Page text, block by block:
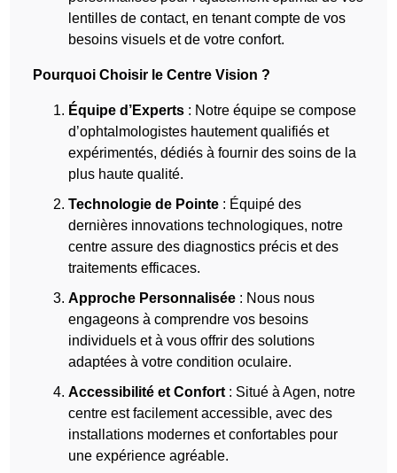
lentilles de contact, en tenant compte de vos
besoins visuels et de votre confort.
Pourquoi Choisir le Centre Vision ?
Équipe d’Experts : Notre équipe se compose
d’ophtalmologistes hautement qualifiés et
expérimentés, dédiés à fournir des soins de la
plus haute qualité.
Technologie de Pointe : Équipé des
dernières innovations technologiques, notre
centre assure des diagnostics précis et des
traitements efficaces.
Approche Personnalisée : Nous nous
engageons à comprendre vos besoins
individuels et à vous offrir des solutions
adaptées à votre condition oculaire.
Accessibilité et Confort : Situé à Agen, notre
centre est facilement accessible, avec des
installations modernes et confortables pour
une expérience agréable.